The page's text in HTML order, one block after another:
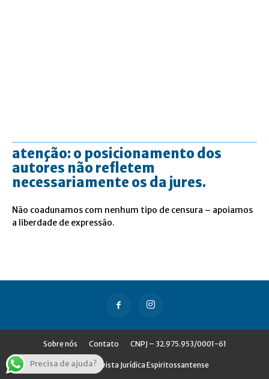
atenção: o posicionamento dos
autores não refletem
necessariamente os da jures.
Não coadunamos com nenhum tipo de censura – apoiamos
a liberdade de expressão.
Sobre nós Contato CNPJ – 32.975.953/0001-61
© Jures - Revista Jurídica Espiritossantense
Precisa de ajuda?